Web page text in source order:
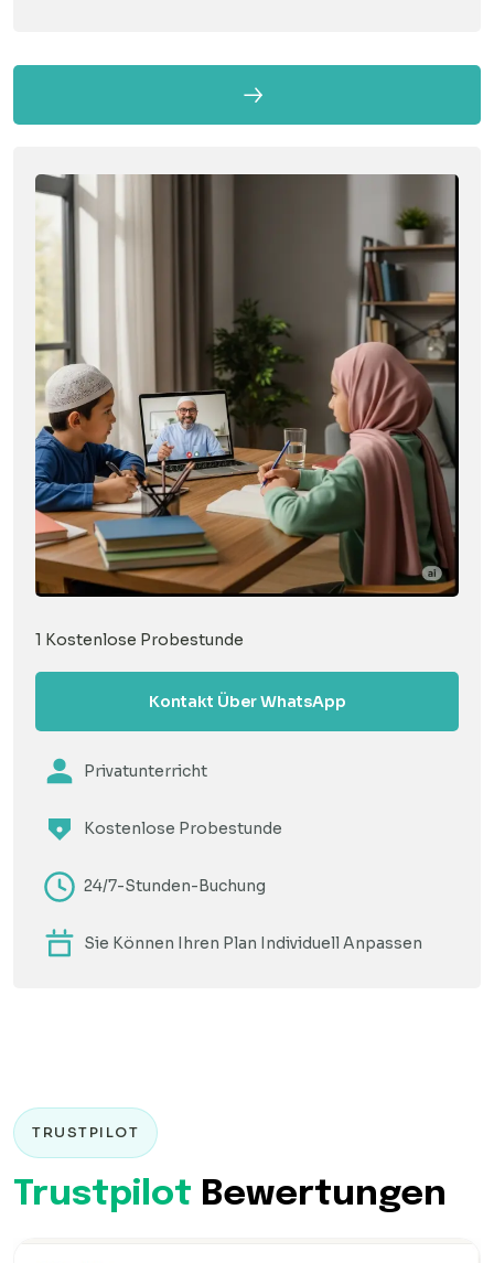
1 Kostenlose Probestunde
Kontakt Über WhatsApp
Privatunterricht
Kostenlose Probestunde
24/7-Stunden-Buchung
Sie Können Ihren Plan Individuell Anpassen
TRUSTPILOT
Trustpilot Bewertungen